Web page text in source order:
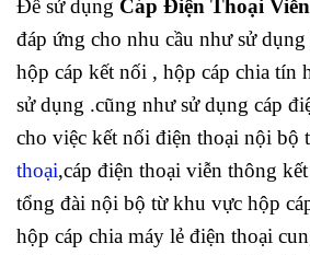
Để sử dụng Cáp Điện Thoại
đáp ứng cho nhu cầu như sử
hộp cáp kết nối , hộp cáp chia tín
sử dụng .cũng như sử dụng cáp
cho việc kết nối điện thoại nội bộ
thoại,cáp điện thoại viễn thông
tổng đài nội bộ từ khu vực hộp
hộp cáp chia máy lẻ điện thoại